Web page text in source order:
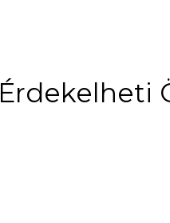
Érdekelheti